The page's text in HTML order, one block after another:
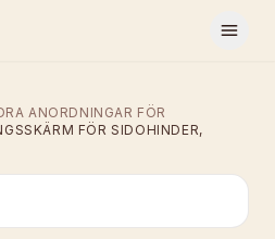
ANORDNINGAR FÖR
FÖR SIDOHINDER,